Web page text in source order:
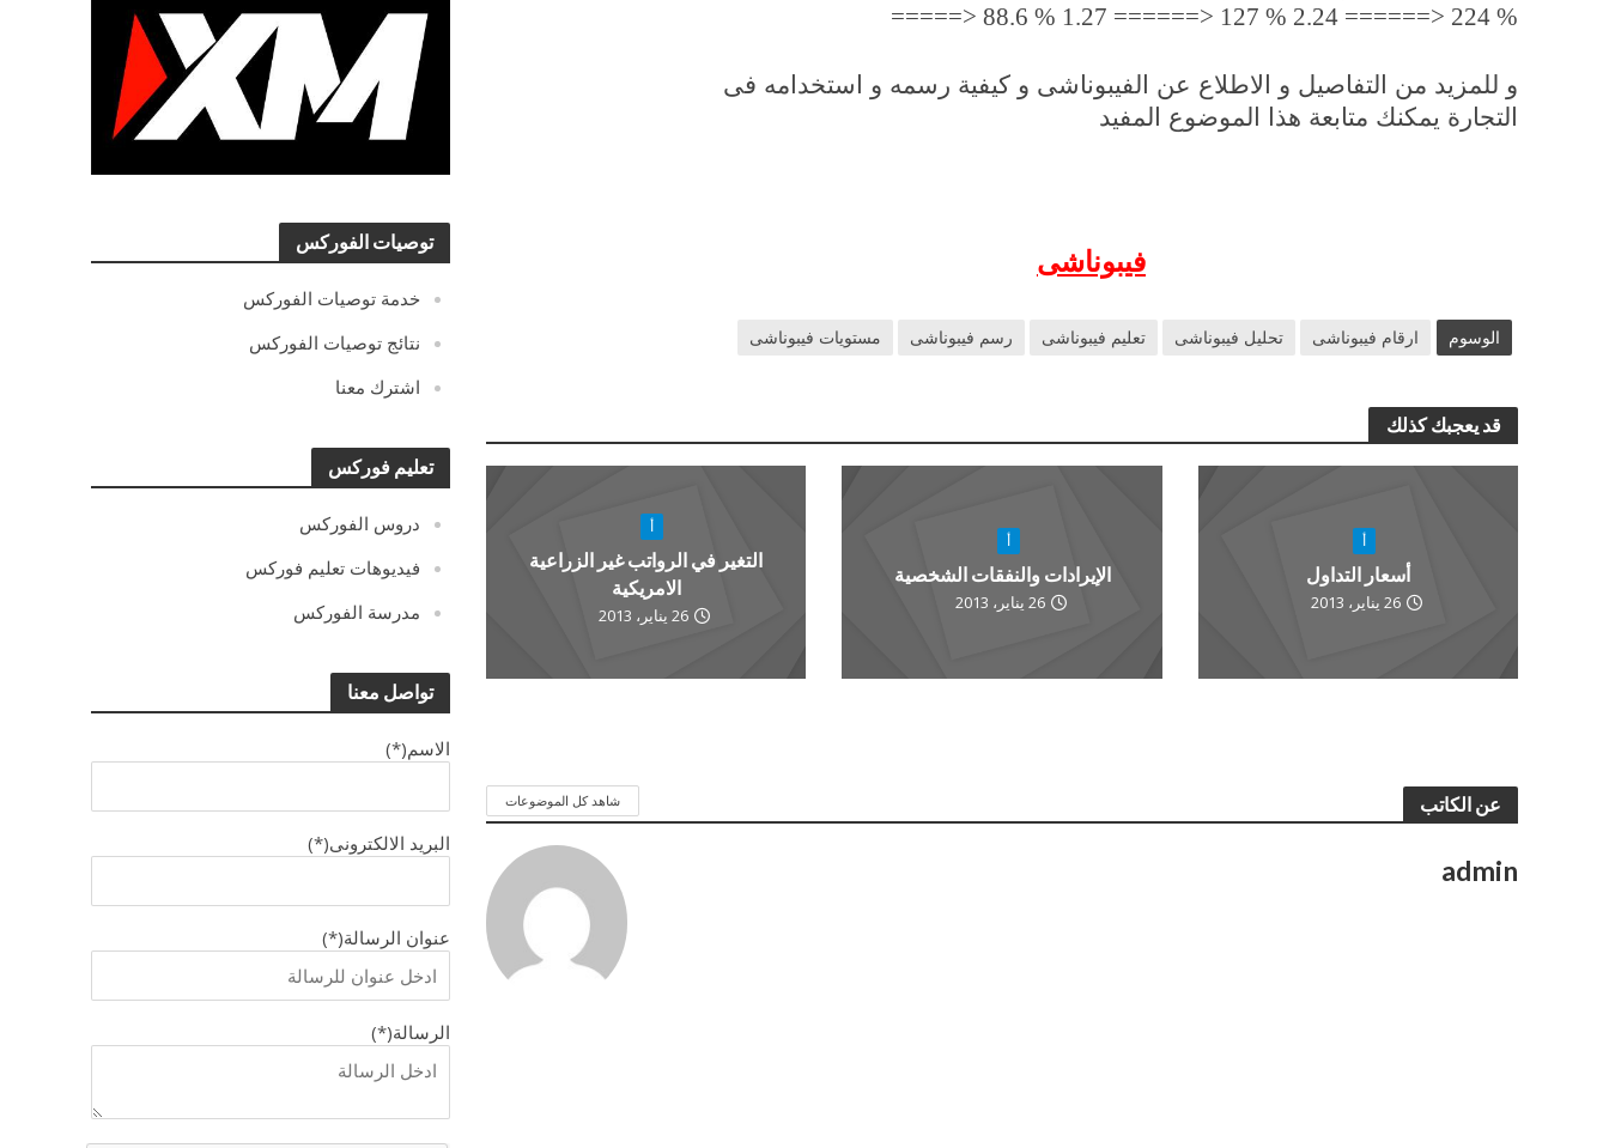
توصيات الفوركس
خدمة توصيات الفوركس
نتائج توصيات الفوركس
اشترك معنا
تعليم فوركس
دروس الفوركس
فيديوهات تعليم فوركس
مدرسة الفوركس
تواصل معنا
الاسم(*)
البريد الالكترونى(*)
عنوان الرسالة(*)
الرسالة(*)
=====> 88.6 % 1.27 ======> 127 % 2.24 ======> 224 %
و للمزيد من التفاصيل و الاطلاع عن الفيبوناشى و كيفية رسمه و استخدامه فى
التجارة يمكنك متابعة هذا الموضوع المفيد
فيبوناشى
الوسوم ارقام فيبوناشى تحليل فيبوناشى تعليم فيبوناشى رسم فيبوناشى مستويات فيبوناشى
قد يعجبك كذلك
أ
أسعار التداول
26 يناير، 2013
أ
الإيرادات والنفقات الشخصية
26 يناير، 2013
أ
التغير في الرواتب غير الزراعية
الامريكية
26 يناير، 2013
عن الكاتب شاهد كل الموضوعات
admin